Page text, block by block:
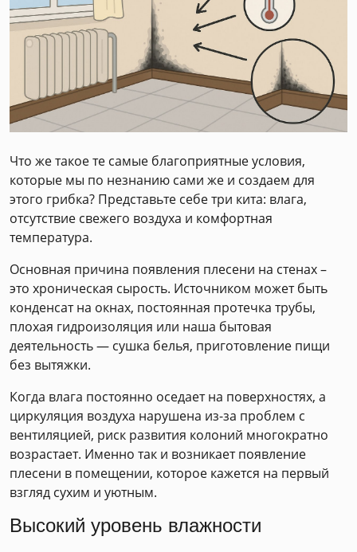
Что же такое те самые благоприятные условия,
которые мы по незнанию сами же и создаем для
этого грибка? Представьте себе три кита: влага,
отсутствие свежего воздуха и комфортная
температура.
Основная причина появления плесени на стенах –
это хроническая сырость. Источником может быть
конденсат на окнах, постоянная протечка трубы,
плохая гидроизоляция или наша бытовая
деятельность — сушка белья, приготовление пищи
без вытяжки.
Когда влага постоянно оседает на поверхностях, а
циркуляция воздуха нарушена из-за проблем с
вентиляцией, риск развития колоний многократно
возрастает. Именно так и возникает появление
плесени в помещении, которое кажется на первый
взгляд сухим и уютным.
Высокий уровень влажности